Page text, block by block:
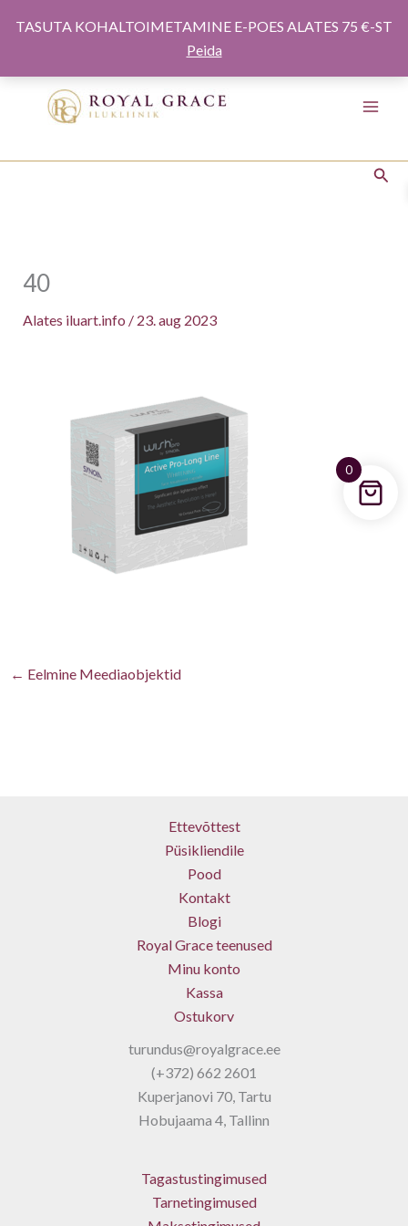
TASUTA KOHALTOIMETAMINE E-POES ALATES 75 €-ST
Peida
sisule
40
Alates iluart.info / 23. aug 2023
← Eelmine Meediaobjektid
Ettevõttest
Püsikliendile
Pood
Kontakt
Blogi
Royal Grace teenused
Minu konto
Kassa
Ostukorv
turundus@royalgrace.ee
(+372) 662 2601
Kuperjanovi 70, Tartu
Hobujaama 4, Tallinn
Tagastustingimused
Tarnetingimused
0